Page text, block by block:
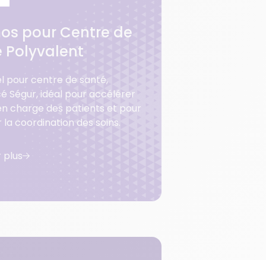
pour Centre de
Polyvalent
pour centre de santé,
Ségur, idéal pour accélérer
charge des patients et pour
la coordination des soins.
plus